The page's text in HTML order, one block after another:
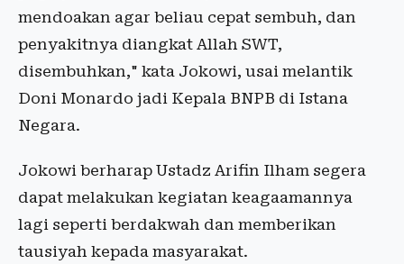
mendoakan agar beliau cepat sembuh, dan
penyakitnya diangkat Allah SWT,
disembuhkan," kata Jokowi, usai melantik
Doni Monardo jadi Kepala BNPB di Istana
Negara.
Jokowi berharap Ustadz Arifin Ilham segera
dapat melakukan kegiatan keagaamannya
lagi seperti berdakwah dan memberikan
tausiyah kepada masyarakat.